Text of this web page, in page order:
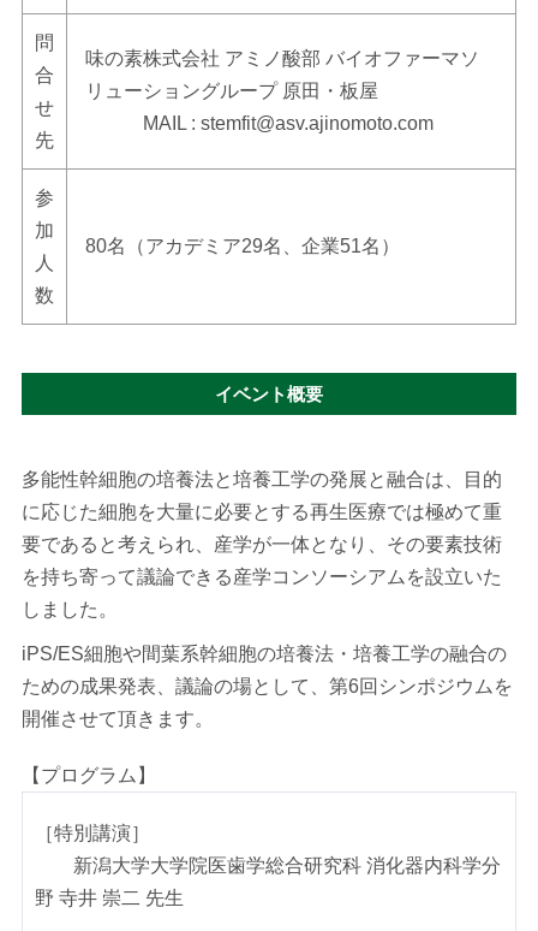
問
合
せ
先
味の素株式会社 アミノ酸部 バイオファーマソ
リューショングループ 原田・板屋
MAIL : stemfit@asv.ajinomoto.com
参
加
人
数
80名（アカデミア29名、企業51名）
イベント概要
多能性幹細胞の培養法と培養工学の発展と融合は、目的
に応じた細胞を大量に必要とする再生医療では極めて重
要であると考えられ、産学が一体となり、その要素技術
を持ち寄って議論できる産学コンソーシアムを設立いた
しました。
iPS/ES細胞や間葉系幹細胞の培養法・培養工学の融合の
ための成果発表、議論の場として、第6回シンポジウムを
開催させて頂きます。
【プログラム】
［特別講演］
新潟大学大学院医歯学総合研究科 消化器内科学分
野 寺井 崇二 先生